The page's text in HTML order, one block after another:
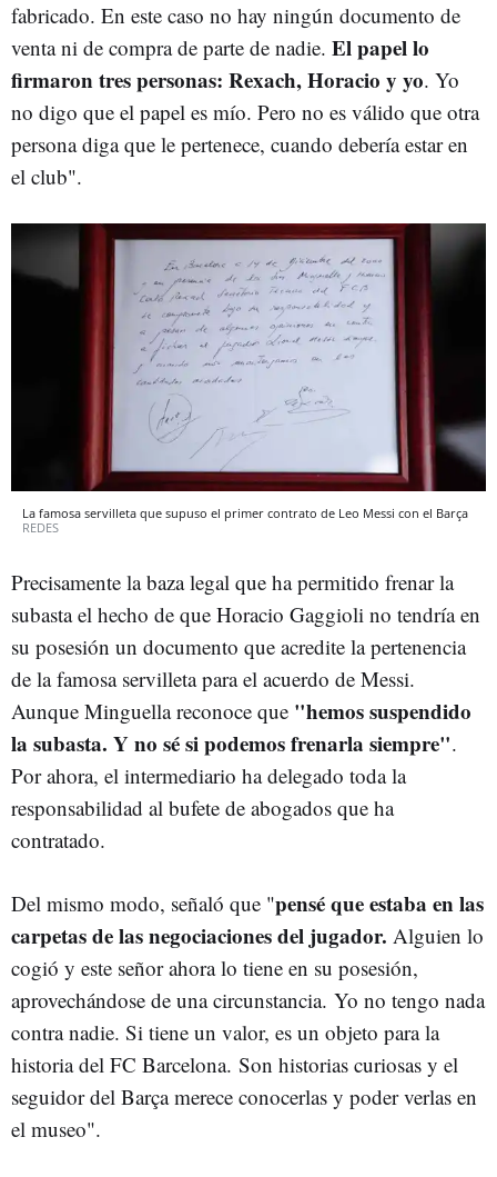
fabricado. En este caso no hay ningún documento de
venta ni de compra de parte de nadie. El papel lo
firmaron tres personas: Rexach, Horacio y yo. Yo
no digo que el papel es mío. Pero no es válido que otra
persona diga que le pertenece, cuando debería estar en
el club".
La famosa servilleta que supuso el primer contrato de Leo Messi con el Barça
REDES
Precisamente la baza legal que ha permitido frenar la
subasta el hecho de que Horacio Gaggioli no tendría en
su posesión un documento que acredite la pertenencia
de la famosa servilleta para el acuerdo de Messi.
Aunque Minguella reconoce que "hemos suspendido
la subasta. Y no sé si podemos frenarla siempre".
Por ahora, el intermediario ha delegado toda la
responsabilidad al bufete de abogados que ha
contratado.
Del mismo modo, señaló que "pensé que estaba en las
carpetas de las negociaciones del jugador. Alguien lo
cogió y este señor ahora lo tiene en su posesión,
aprovechándose de una circunstancia. Yo no tengo nada
contra nadie. Si tiene un valor, es un objeto para la
historia del FC Barcelona. Son historias curiosas y el
seguidor del Barça merece conocerlas y poder verlas en
el museo".